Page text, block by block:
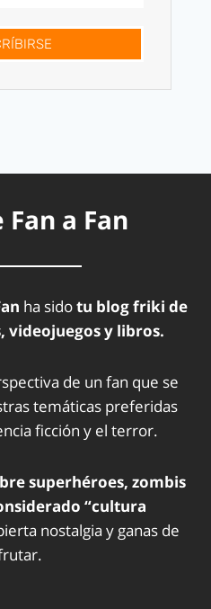
Fan a Fan
ha sidotu blog friki de
videojuegos y libros.
de un fan que se
temáticas preferidas
ficción y el terror.
superhéroes, zombis
“cultura
nostalgia y ganas de